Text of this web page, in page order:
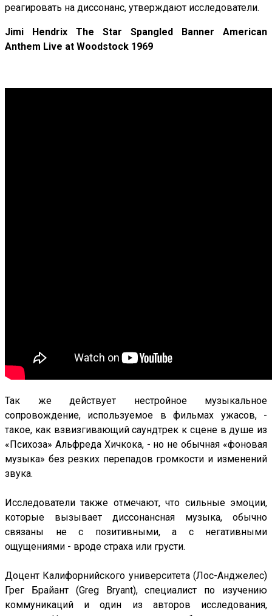
реагировать на диссонанс, утверждают исследователи.
Jimi Hendrix The Star Spangled Banner American
Anthem Live at Woodstock 1969
Так же действует нестройное музыкальное
сопровождение, используемое в фильмах ужасов, -
такое, как взвизгивающий саундтрек к сцене в душе из
«Психоза» Альфреда Хичкока, - но не обычная «фоновая
музыка» без резких перепадов громкости и изменений
звука.
Исследователи также отмечают, что сильные эмоции,
которые вызывает диссонансная музыка, обычно
связаны не с позитивными, а с негативными
ощущениями - вроде страха или грусти.
Доцент Калифорнийского университета (Лос-Анджелес)
Грег Брайант (Greg Bryant), специалист по изучению
коммуникаций и один из авторов исследования,